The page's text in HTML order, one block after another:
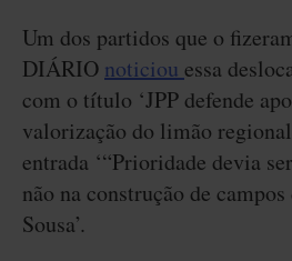
Um dos partidos que o
DIÁRIO noticiou essa
com o título ‘JPP defende
valorização do limão regional
entrada ‘“Prioridade devia
não na construção de
Sousa’.